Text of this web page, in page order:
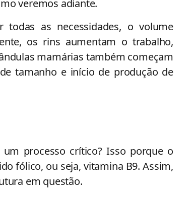
veremos adiante.
as necessidades, o volume
os rins aumentam o trabalho,
mamárias também começam
tamanho e início de produção de
processo crítico? Isso porque o
fólico, ou seja, vitamina B9. Assim,
em questão.